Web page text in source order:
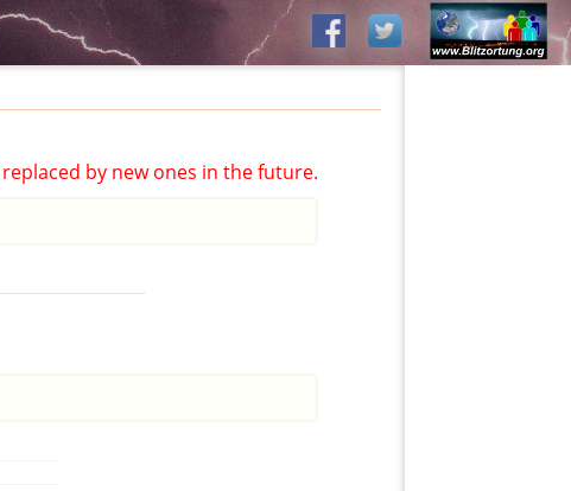
by new ones in the future.